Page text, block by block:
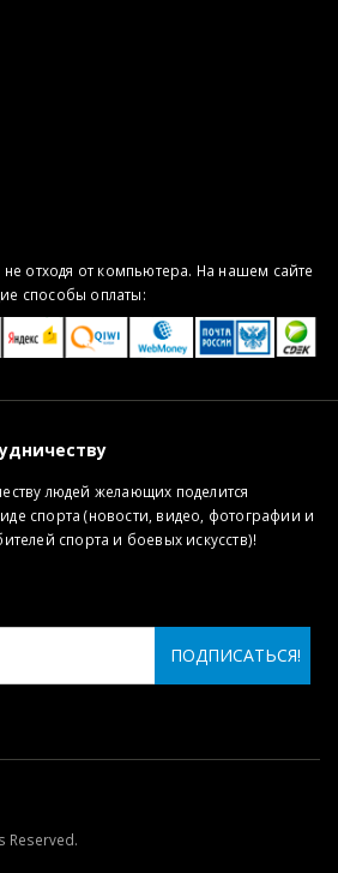
отходя от компьютера. На нашем сайте
способы оплаты:
людей желающих поделится
спорта (новости, видео, фотографии и
спорта и боевых искусств)!
Reserved.